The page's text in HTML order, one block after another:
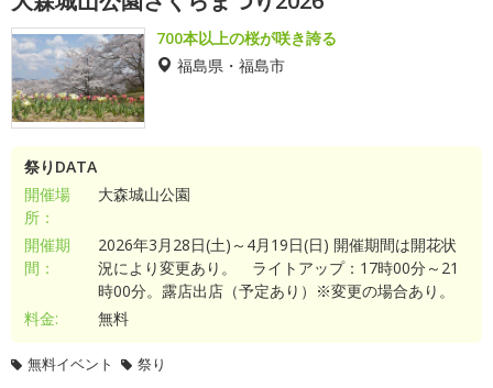
700本以上の桜が咲き誇る
福島県・福島市
祭りDATA
開催場
所：
大森城山公園
開催期
間：
2026年3月28日(土)～4月19日(日) 開催期間は開花状
況により変更あり。 ライトアップ：17時00分～21
時00分。露店出店（予定あり）※変更の場合あり。
料金:
無料
無料イベント 祭り